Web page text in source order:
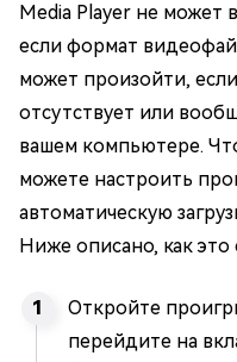
Media Player не может
если формат
может произойти,
отсутствует или
вашем компьютере.
можете настроить
автоматическую
Ниже описано, как это
Откройте
перейдите на